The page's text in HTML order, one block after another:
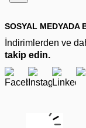
SOSYAL MEDYADA
İndirimlerden ve
takip edin.